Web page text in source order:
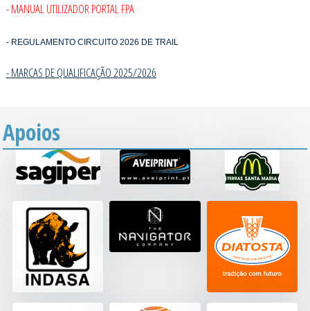
- MANUAL UTILIZADOR PORTAL FPA
- REGULAMENTO CIRCUITO 2026 DE TRAIL
- MARCAS DE QUALIFICAÇÃO 2025/2026
Apoios